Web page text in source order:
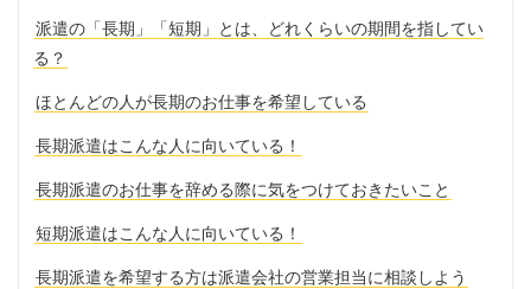
派遣の「長期」「短期」とは、どれくらいの期間を指してい
る？
ほとんどの人が長期のお仕事を希望している
長期派遣はこんな人に向いている！
長期派遣のお仕事を辞める際に気をつけておきたいこと
短期派遣はこんな人に向いている！
長期派遣を希望する方は派遣会社の営業担当に相談しよう